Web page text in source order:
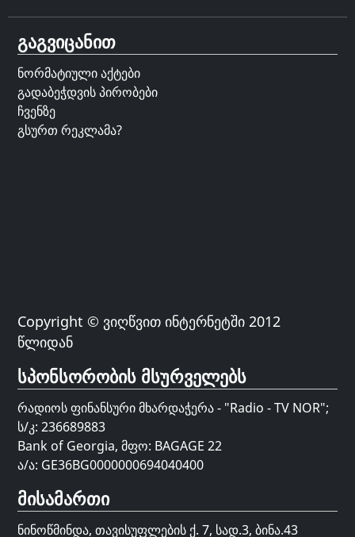
გაგვიცანით
ნორმატიული აქტები
გადაბეჭდვის პირობები
ჩვენზე
გსურთ რეკლამა?
Copyright © ვიღწვით ინტერნეტში 2012
წლიდან
სპონსორობის მსურველებს
რადიოს ფინანსური მხარდაჭერა - "Radio - TV NOR";
ს/კ: 236689883
Bank of Georgia, მფო: BAGAGE 22
ა/ა: GE36BG0000000694040400
მისამართი
ნინოწმინდა, თავისუფლების ქ. 7, სად.3, ბინა.43